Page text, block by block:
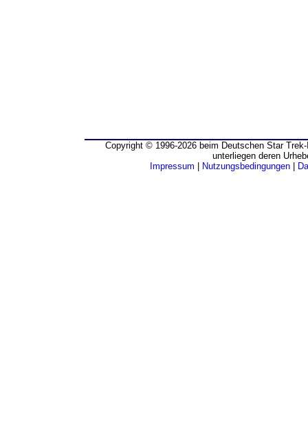
Copyright © 1996-2026 beim Deutschen Star
unterliegen deren
Impressum
Nutzungsbedingungen